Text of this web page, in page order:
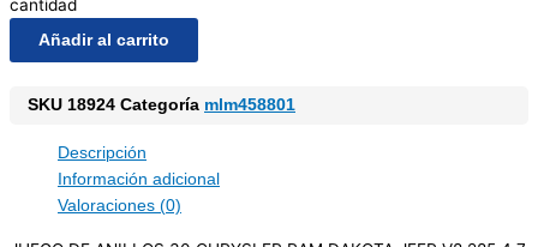
cantidad
Añadir al carrito
SKU 18924 Categoría mlm458801
Descripción
Información adicional
Valoraciones (0)